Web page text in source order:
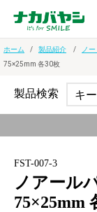
ホーム 製品紹介 ノ
75×25mm 各30枚
FST-007-3
ノアール
75×25mm
製品検索